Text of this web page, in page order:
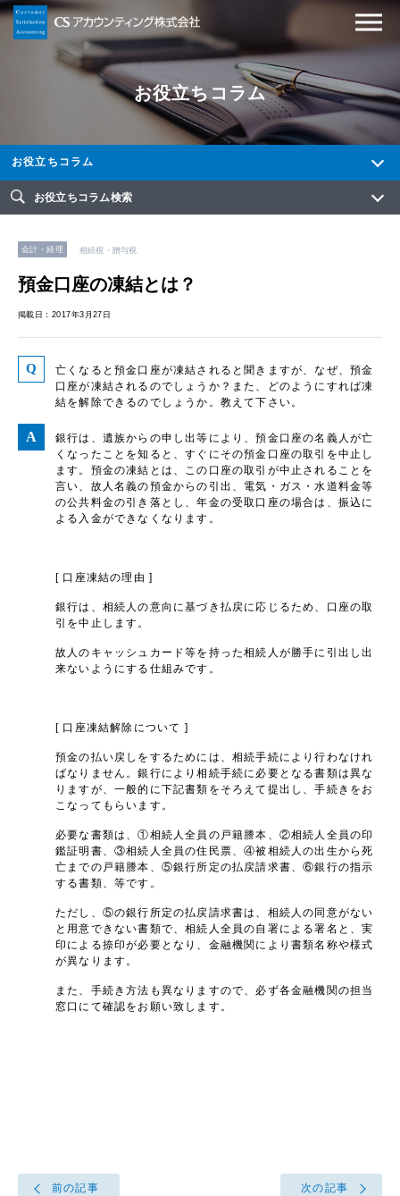
お役立ちコラム
お役立ちコラム
お役立ちコラム検索
会計・経理 相続税・贈与税
預金口座の凍結とは？
掲載日：2017年3月27日
亡くなると預金口座が凍結されると聞きますが、なぜ、預金
口座が凍結されるのでしょうか？また、どのようにすれば凍
結を解除できるのでしょうか。教えて下さい。
銀行は、遺族からの申し出等により、預金口座の名義人が亡
くなったことを知ると、すぐにその預金口座の取引を中止し
ます。預金の凍結とは、この口座の取引が中止されることを
言い、故人名義の預金からの引出、電気・ガス・水道料金等
の公共料金の引き落とし、年金の受取口座の場合は、振込に
よる入金ができなくなります。
[ 口座凍結の理由 ]
銀行は、相続人の意向に基づき払戻に応じるため、口座の取
引を中止します。
故人のキャッシュカード等を持った相続人が勝手に引出し出
来ないようにする仕組みです。
[ 口座凍結解除について ]
預金の払い戻しをするためには、相続手続により行わなけれ
ばなりません。銀行により相続手続に必要となる書類は異な
りますが、一般的に下記書類をそろえて提出し、手続きをお
こなってもらいます。
必要な書類は、①相続人全員の戸籍謄本、②相続人全員の印
鑑証明書、③相続人全員の住民票、④被相続人の出生から死
亡までの戸籍謄本、⑤銀行所定の払戻請求書、⑥銀行の指示
する書類、等です。
ただし、⑤の銀行所定の払戻請求書は、相続人の同意がない
と用意できない書類で、相続人全員の自署による署名と、実
印による捺印が必要となり、金融機関により書類名称や様式
が異なります。
また、手続き方法も異なりますので、必ず各金融機関の担当
窓口にて確認をお願い致します。
前の記事 次の記事